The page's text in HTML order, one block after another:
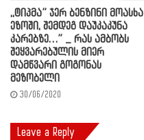
,,ტიპმა” ჯერ ბენზინი მოასხა
ეზოში, შემდეგ დაუკაკუნა
კარებზე…” _ რას ამბობს
შეყვარებულის მიერ
დამწვარი გოგონას
მეზობელი
30/06/2020
Leave a Reply